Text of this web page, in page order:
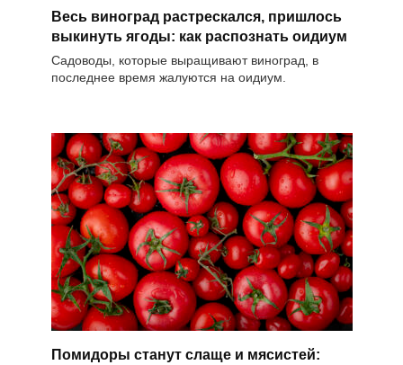
Весь виноград растрескался, пришлось
выкинуть ягоды: как распознать оидиум
Садоводы, которые выращивают виноград, в
последнее время жалуются на оидиум.
Помидоры станут слаще и мясистей: